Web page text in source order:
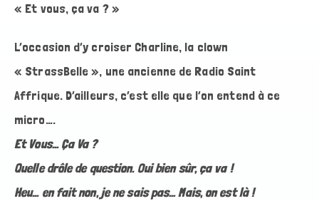
« Et vous, ça va ? »
L’occasion d’y croiser Charline, la clown
« StrassBelle », une ancienne de Radio Saint
Affrique. D’ailleurs, c’est elle que l’on entend à ce
micro….
Et Vous… Ça Va ?
Quelle drôle de question. Oui bien sûr, ça va !
Heu… en fait non, je ne sais pas… Mais, on est là !